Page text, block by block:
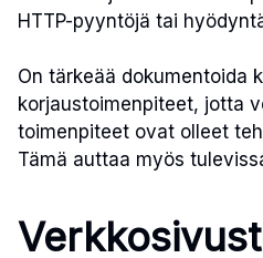
HTTP-pyyntöjä tai
On tärkeää dokumentoida
korjaustoimenpiteet, jotta
toimenpiteet ovat olleet
Tämä auttaa myös